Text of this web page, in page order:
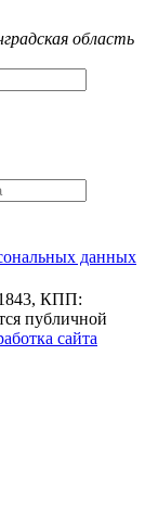
область
данных
КПП:
публичной
сайта